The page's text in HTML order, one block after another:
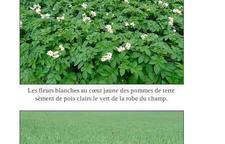
Les fleurs blanches au cœur jaune des pommes de terre
sèment de pois clairs le vert de la robe du champ.